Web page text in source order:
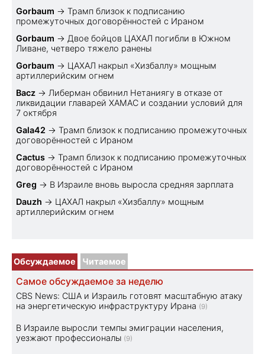
Gorbaum → Трамп близок к подписанию
промежуточных договорённостей с Ираном
Gorbaum → Двое бойцов ЦАХАЛ погибли в Южном
Ливане, четверо тяжело ранены
Gorbaum → ЦАХАЛ накрыл «Хизбаллу» мощным
артиллерийским огнем
Bacz → Либерман обвинил Нетаниягу в отказе от
ликвидации главарей ХАМАС и создании условий для
7 октября
Gala42 → Трамп близок к подписанию промежуточных
договорённостей с Ираном
Cactus → Трамп близок к подписанию промежуточных
договорённостей с Ираном
Greg → В Израиле вновь выросла средняя зарплата
Dauzh → ЦАХАЛ накрыл «Хизбаллу» мощным
артиллерийским огнем
Обсуждаемое Читаемое
Самое обсуждаемое за неделю
CBS News: США и Израиль готовят масштабную атаку
на энергетическую инфраструктуру Ирана (9)
В Израиле выросли темпы эмиграции населения,
уезжают профессионалы (9)